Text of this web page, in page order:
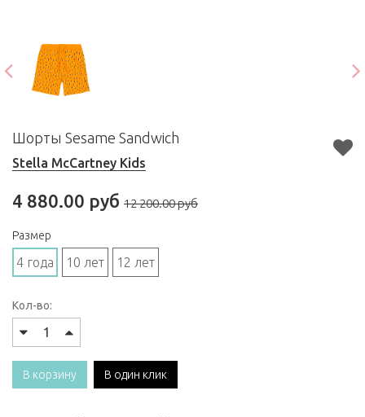
Шорты Sesame Sandwich
Stella McCartney Kids
4 880.00 руб 12 200.00 руб
Размер
4 года 10 лет 12 лет
Кол-во:
В корзину В один клик